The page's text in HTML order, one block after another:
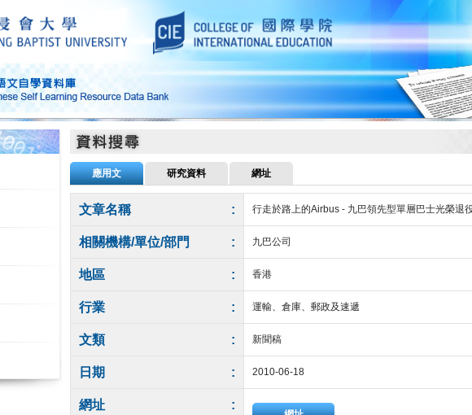
應用文 研究資料 網址
文章名稱 : 行走於路上的Airbus - 九巴領先型單層巴士光榮退
相關機構/單位/部門 : 九巴公司
地區 : 香港
行業 : 運輸、倉庫、郵政及速遞
文類 : 新聞稿
日期 : 2010-06-18
網址 :